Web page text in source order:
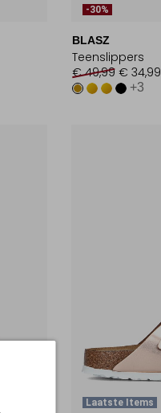
-30%
BLASZ
Teenslippers
€ 49,99 € 34,99
+3
Laatste Items